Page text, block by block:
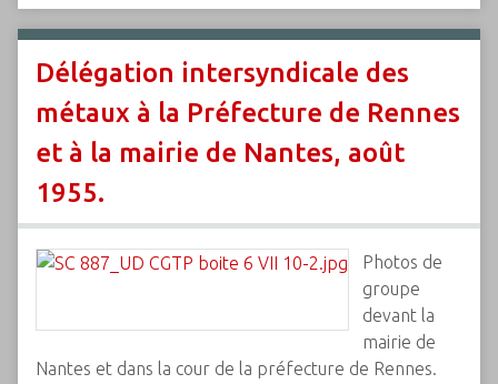
Délégation intersyndicale des
métaux à la Préfecture de Rennes
et à la mairie de Nantes, août
1955.
Photos de
groupe
devant la
mairie de
Nantes et dans la cour de la préfecture de Rennes.